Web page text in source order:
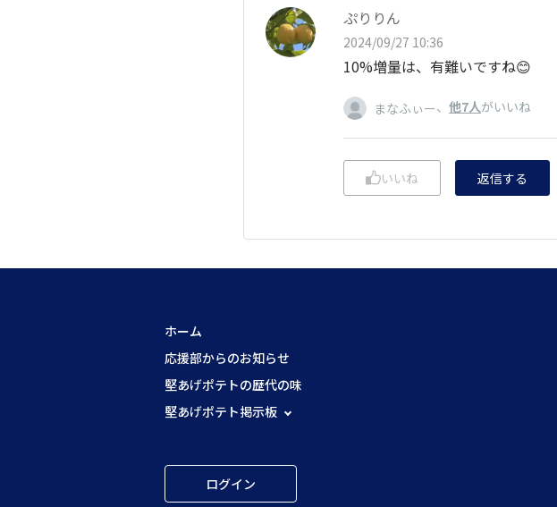
ぷりりん
2024/09/27 10:36
10%増量は、有難いですね😊
まなふぃー、 他7人がいいね
いいね 返信する
ホーム
応援部からのお知らせ
堅あげポテトの歴代の味
堅あげポテト掲示板
ログイン